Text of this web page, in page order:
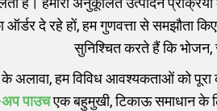
दे रहे हों, हम गुणवत्ता से समझौता
सुनिश्चित करते हैं कि भोजन,
अलावा, हम विविध आवश्यकताओं को पूरा
पाउचएक बहुमुखी, टिकाऊ समाधान के